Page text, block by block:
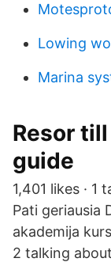
Lowing
Marina
Resor
guide
1,401 likes · 1
Pati geriausia
akademija
2 talking